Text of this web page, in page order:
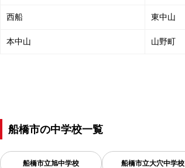
西船 東中山
本中山 山野町
船橋市の中学校一覧
船橋市立旭中学校 船橋市立大穴中学校